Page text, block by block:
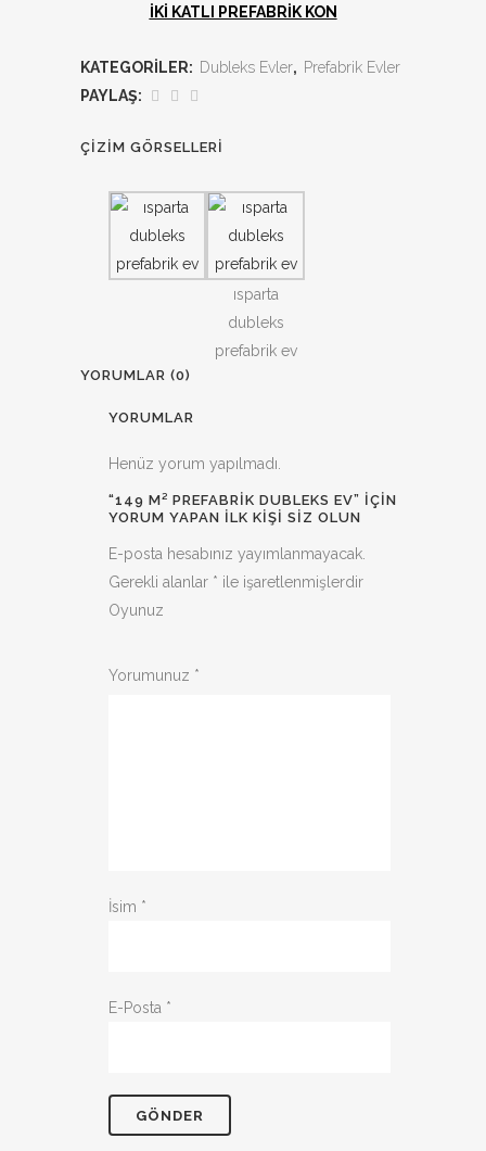
İKİ KATLI PREFABRİK KON
KATEGORILER: Dubleks Evler, Prefabrik Evler
PAYLAŞ:
ÇİZİM GÖRSELLERİ
ısparta
dubleks
prefabrik ev
YORUMLAR (0)
YORUMLAR
Henüz yorum yapılmadı.
“149 M² PREFABRİK DUBLEKS EV” IÇIN
YORUM YAPAN ILK KIŞI SIZ OLUN
E-posta hesabınız yayımlanmayacak.
Gerekli alanlar * ile işaretlenmişlerdir
Oyunuz
Yorumunuz *
İsim *
E-Posta *